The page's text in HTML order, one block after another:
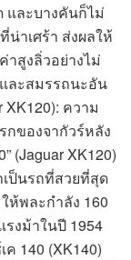
และบางคันก็ไม่
น่าเศร้า ส่งผลให้
าสูงลิ่วอย่างไม่
ละสมรรถนะอัน
XK120): ความ
กของจากัวร์หลัง
(Jaguar XK120)
เป็นรถที่สวยที่สุด
ห้พละกำลัง 160
งม้าในปี 1954
140 (XK140)